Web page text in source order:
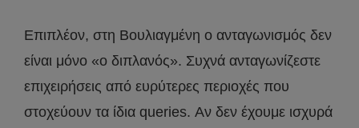
Επιπλέον, στη Βουλιαγμένη ο ανταγωνισμός δεν
είναι μόνο «ο διπλανός». Συχνά ανταγωνίζεστε
επιχειρήσεις από ευρύτερες περιοχές που
στοχεύουν τα ίδια queries. Αν δεν έχουμε ισχυρά